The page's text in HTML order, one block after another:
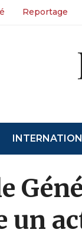
Reportage
un